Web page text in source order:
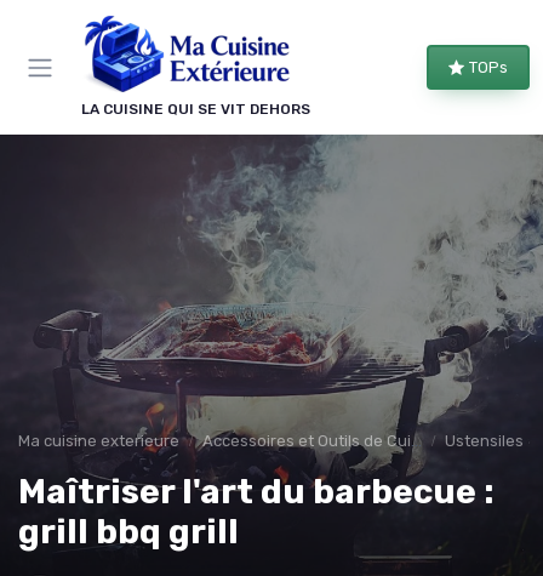
LA CUISINE QUI SE VIT DEHORS
TOPs
Ma cuisine exterieure Accessoires et Outils de Cuisine Ustensiles
Maîtriser l'art du barbecue :
grill bbq grill
Panneau de gestion des cookies